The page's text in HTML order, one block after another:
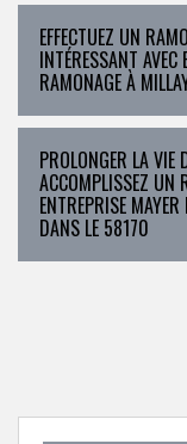
EFFECTUEZ UN
INTÉRESSANT
RAMONAGE À
PROLONGER LA VIE
ACCOMPLISSEZ UN
ENTREPRISE
DANS LE 58170